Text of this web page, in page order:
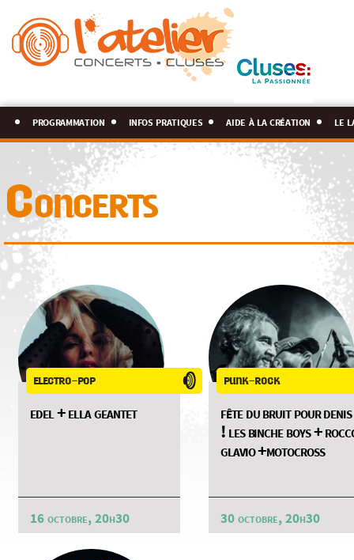
programmation infos pratiques aide à la création le
Concerts
electro-pop
edel + ella geantet
16 octobre, 20h30
punk-rock
fête du bruit pour denis
! les binche boys +
glavio +motocross
30 octobre, 20h30